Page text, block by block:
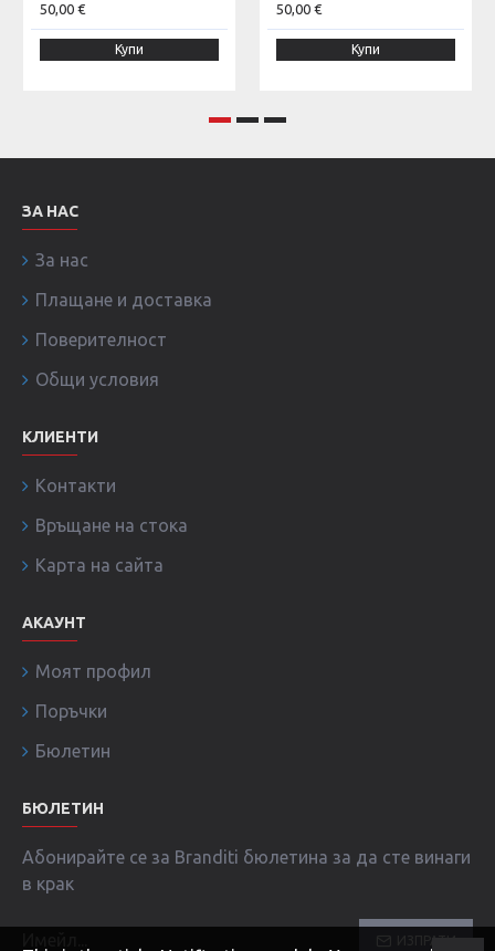
50,00 €
Купи
50,00 €
Купи
ЗА НАС
За нас
Плащане и доставка
Поверителност
Общи условия
КЛИЕНТИ
Контакти
Връщане на стока
Карта на сайта
АКАУНТ
Моят профил
Поръчки
Бюлетин
БЮЛЕТИН
Абонирайте се за Branditi бюлетина за да сте винаги
в крак
ИЗПРАТИ